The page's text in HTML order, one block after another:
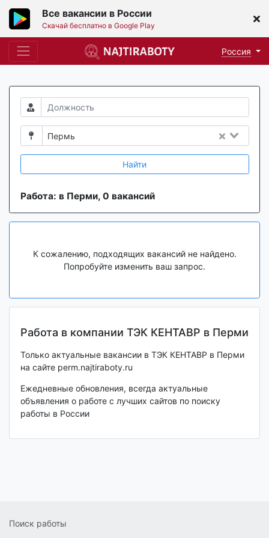
Все вакансии в России
Скачай бесплатно в Google Play
Россия
Пермь
Найти
Работа: в Перми, 0 вакансий
К сожалению, подходящих вакансий не найдено.
Попробуйте изменить ваш запрос.
Работа в компании ТЭК КЕНТАВР в Перми
Только актуальные вакансии в ТЭК КЕНТАВР в Перми
на сайте perm.najtiraboty.ru
Ежедневные обновления, всегда актуальные
объявления о работе с лучших сайтов по поиску
работы в России
Поиск работы